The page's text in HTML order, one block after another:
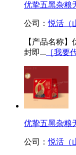
优挚五黑杂粮
公司：悦活（
【产品名称
封即... ［我要
优挚五黑杂粮
公司：悦活（